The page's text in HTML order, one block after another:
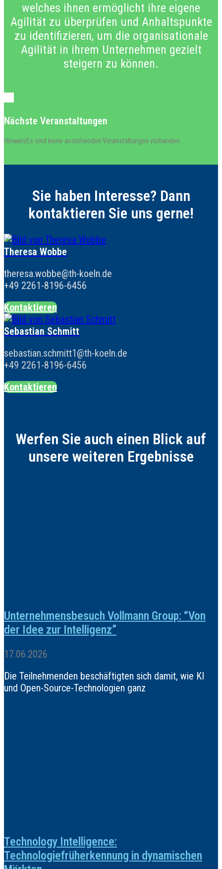
welches ihnen ermöglicht ihre eigene
Agilität zu überprüfen und Anhaltspunkte
zu identifizieren, um die organisationale
Agilität in ihrem Unternehmen gezielt
steigern zu können.
Nächste Veranstaltungen
HinweisEs sind keine anstehenden Veranstaltungen vorhanden.
Sie haben Interesse? Dann
kontaktieren Sie uns gerne!
Theresa Wobbe
theresa.wobbe@th-koeln.de
+49 2261-8196-6456
Kontaktieren
Sebastian Schmitt
sebastian.schmitt1@th-koeln.de
+49 2261-8196-6456
Kontaktieren
Werfen Sie auch einen Blick auf
unsere weiteren Ergebnisse
Unternehmensbesuch Vollmann Group: “Von
der Idee zur Intelligenz”
17.06.2026
Die Teilnehmenden beschäftigten sich damit, wie KI
und Open-Source-Technologien ganz
Technology Intelligence:
Technologiefrüherkennung in dynamischen